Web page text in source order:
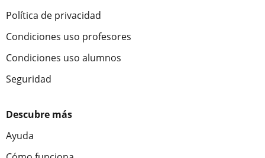
Política de privacidad
Condiciones uso profesores
Condiciones uso alumnos
Seguridad
Descubre más
Ayuda